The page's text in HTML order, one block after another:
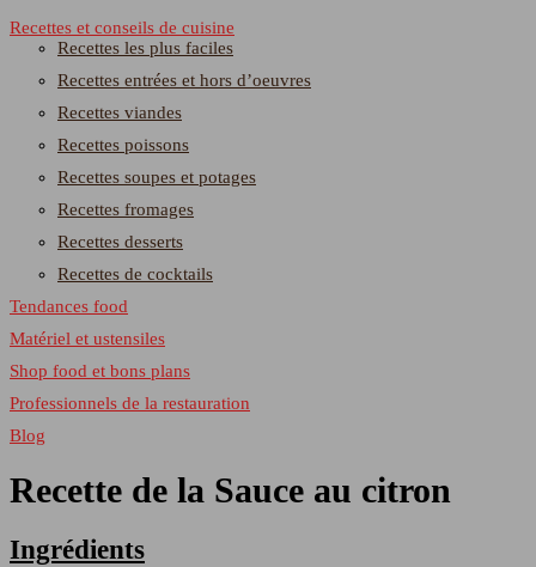
Recettes et conseils de cuisine
Recettes les plus faciles
Recettes entrées et hors d’oeuvres
Recettes viandes
Recettes poissons
Recettes soupes et potages
Recettes fromages
Recettes desserts
Recettes de cocktails
Tendances food
Matériel et ustensiles
Shop food et bons plans
Professionnels de la restauration
Blog
Recette de la Sauce au citron
Ingrédients